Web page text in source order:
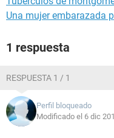
Una mujer embarazada
1 respuesta
RESPUESTA 1 / 1
Perfil bloqueado
Modificado el 6 dic